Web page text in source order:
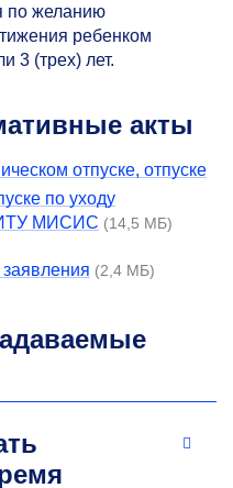
по желанию
ребенком
3 (трех) лет.
акты
отпуске, отпуске
по уходу
МИСИС (14,5 МБ)
(2,4 МБ)